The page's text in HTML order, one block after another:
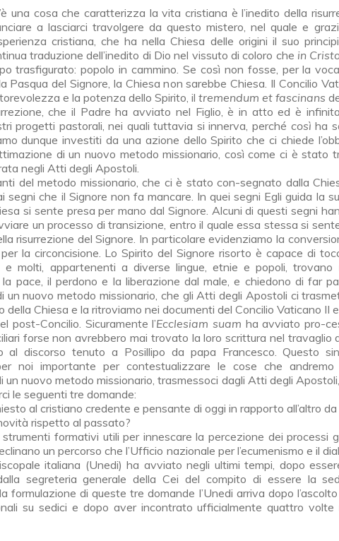
a lasciarci travolgere da questo mistero, nel quale e
cristiana, che ha nella Chiesa delle origini il suo
traduzione dell’inedito di Dio nel vissuto di coloro che in
trasfigurato: popolo in cammino. Se così non fosse, per la
Pasqua del Signore, la Chiesa non sarebbe Chiesa. Il Concilio
e la potenza dello Spirito, il tremendum et fascinans
che il Padre ha avviato nel Figlio, è in atto ed è
progetti pastorali, nei quali tuttavia si innerva, perché cosìha
dunque investiti da una azione dello Spirito che ci chiede
di un nuovo metodo missionario, così come ci è stato
negli Atti degli Apostoli.
del metodo missionario, che ci è stato con-segnato dalla
segni che il Signore non fa mancare. In quei segni Egli guida la
si sente presa per mano dal Signore. Alcuni di questi segni
un processo di transizione, entro il quale essa stessa si
risurrezione del Signore. In particolare evidenziamo la
la circoncisione. Lo Spirito del Signore risorto è capace di
e molti, appartenenti a diverse lingue, etnie e popoli,
pace, il perdono e la liberazione dal male, e chiedono di far
un nuovo metodo missionario, che gli Atti degli Apostoli ci
della Chiesa e la ritroviamo nei documenti del Concilio Vaticano II
post-Concilio. Sicuramente l’Ecclesiam suam ha avviato pro-
forse non avrebbero mai trovato la loro scrittura nel travaglio
al discorso tenuto a Posillipo da papa Francesco. Questo
noi importante per contestualizzare le cose che
un nuovo metodo missionario, trasmessoci dagli Atti degli
le seguenti tre domande:
al cristiano credente e pensante di oggi in rapporto all’altro da
rispetto al passato?
formativi utili per innescare la percezione dei processi
un percorso che l’Ufficio nazionale per l’ecumenismo e il
italiana (Unedi) ha avviato negli ultimi tempi, dopo
segreteria generale della Cei del compito di essere la
formulazione di queste tre domande l’Unedi arriva dopo
su sedici e dopo aver incontrato ufficialmente quattro